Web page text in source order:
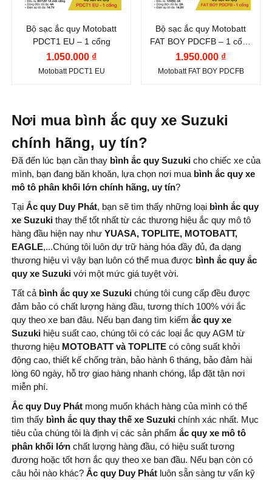
Bộ sạc ắc quy Motobatt
PDCT1 EU – 1 cổng
1.050.000 ₫
Motobatt PDCT1 EU
Bộ sạc ắc quy Motobatt
FAT BOY PDCFB – 1 cổng
– Có thang đo
1.950.000 ₫
Motobatt FAT BOY PDCFB
Nơi mua bình ắc quy xe Suzuki
chính hãng, uy tín?
Đã đến lúc bạn cần thay bình ắc quy Suzuki cho chiếc xe của
mình, bạn đang băn khoăn, lựa chọn nơi mua bình ắc quy xe
mô tô phân khối lớn chính hãng, uy tín?
Tại Ắc quy Duy Phát, bạn sẽ tìm thấy những loại bình ắc quy
xe Suzuki thay thế tốt nhất từ ​​các thương hiệu ắc quy mô tô
hàng đầu hiện nay như YUASA, TOPLITE, MOTOBATT,
EAGLE,...Chúng tôi luôn dự trữ hàng hóa đầy đủ, đa dạng
thương hiệu vì vậy bạn luôn có thể mua được bình ắc quy ắc
quy xe Suzuki với một mức giá tuyệt vời.
Tất cả bình ắc quy xe Suzuki chúng tôi cung cấp đều được
đảm bảo có chất lượng hàng đầu, tương thích 100% với ắc
quy theo xe ban đâu. Nếu bạn đang tìm kiếm ắc quy xe
Suzuki hiệu suất cao, chúng tôi có các loại ắc quy AGM từ
thương hiệu MOTOBATT và TOPLITE có công suất khởi
động cao, thiết kế chống tràn, bảo hành 6 tháng, bảo đảm hài
lòng 60 ngày, hỗ trợ giao hàng nhanh chóng, lắp đặt tận nơi
miễn phí.
Ắc quy Duy Phát mong muốn khách hàng của mình có thể
tìm thấy bình ắc quy thay thế xe Suzuki chính xác nhất. Mục
tiêu của chúng tôi là định vị các sản phẩm ắc quy xe mô tô
phân khối lớn chất lượng hàng đầu, có hiệu suất tương
đương hoặc tốt hơn ắc quy theo xe ban đầu. Nếu bạn còn có
câu hỏi nào khác? Ắc quy Duy Phát luôn sẵn sàng tư vấn kỹ